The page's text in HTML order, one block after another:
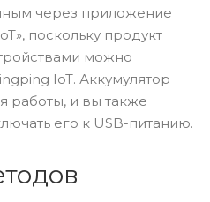
через приложение
поскольку продукт
можно
IoT. Аккумулятор
работы, и вы также
его к USB-питанию.